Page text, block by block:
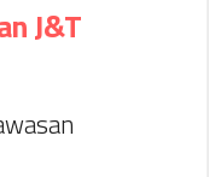
J&T